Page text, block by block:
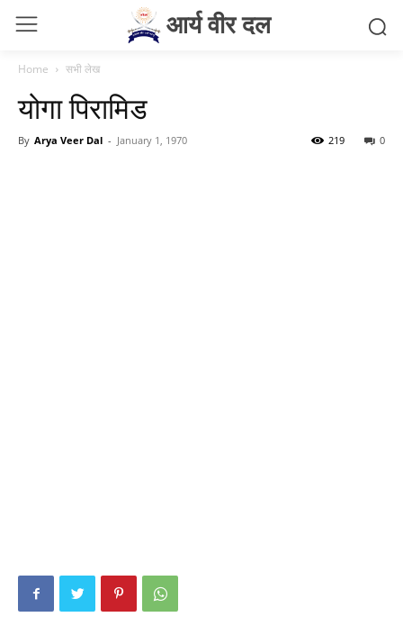
आर्य वीर दल
Home सभी लेख
योगा पिरामिड
By Arya Veer Dal - January 1, 1970 0
219